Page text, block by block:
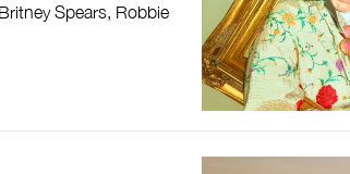
Spears, Robbie